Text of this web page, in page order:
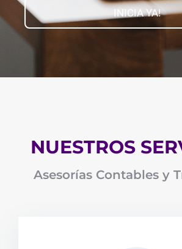
INICIA YA!
NUESTROS
Asesorías Contables y